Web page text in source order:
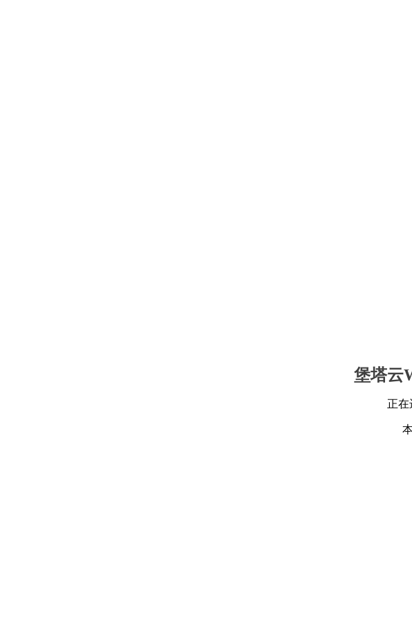
堡塔云
正在